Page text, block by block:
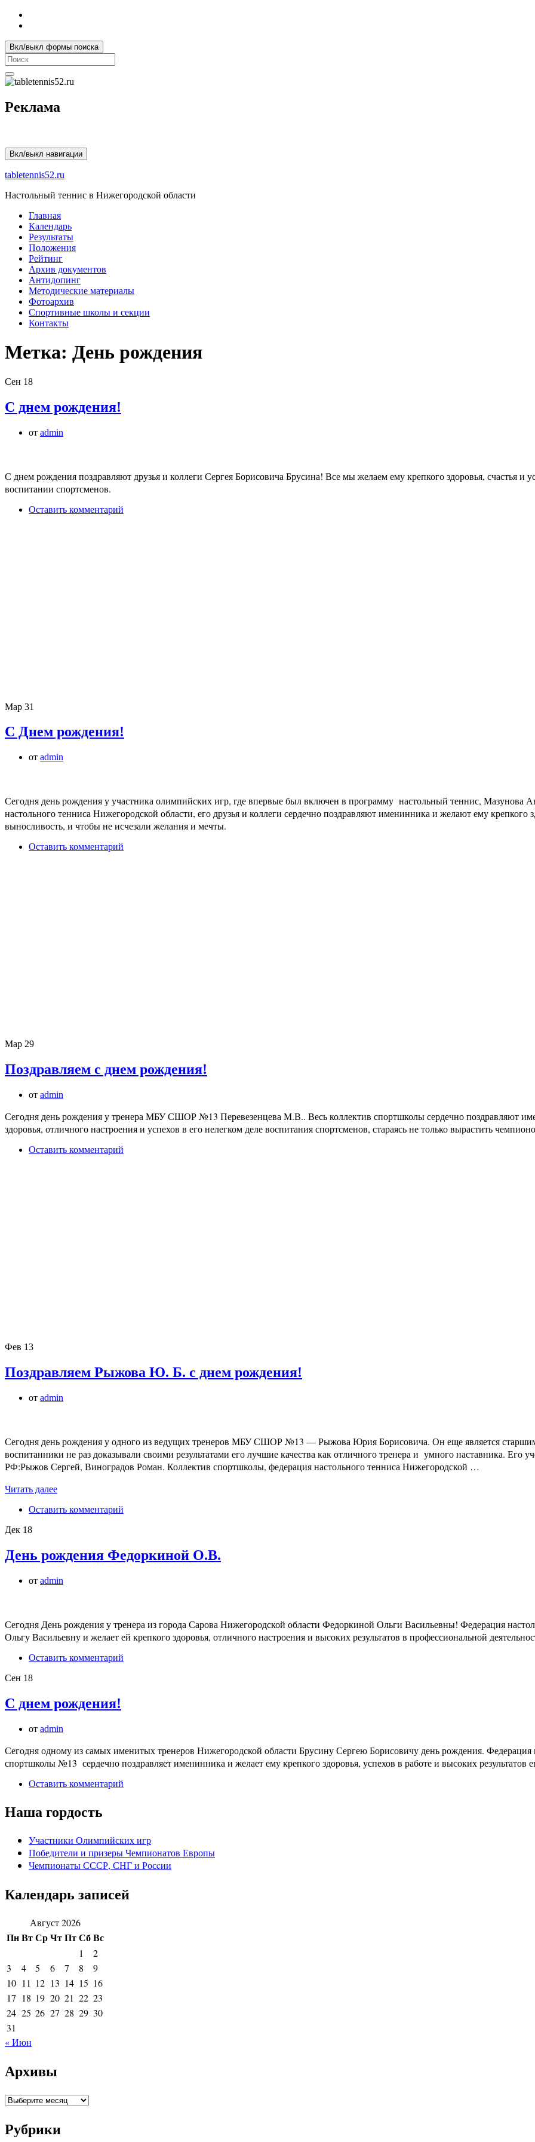
Вкл/выкл формы поиска
Search
for:
Реклама
Вкл/выкл навигации
tabletennis52.ru
Настольный теннис в Нижегородской области
Главная
Календарь
Результаты
Положения
Рейтинг
Архив документов
Антидопинг
Методические материалы
Фотоархив
Спортивные школы и секции
Контакты
Метка: День рождения
Сен 18
С днем рождения!
от admin
С днем рождения поздравляют друзья и коллеги Сергея Борисовича Брусина! Все мы желаем ему крепкого здоровья, счастья и
воспитании спортсменов.
Оставить комментарий
Мар 31
С Днем рождения!
от admin
Сегодня день рождения у участника олимпийских игр, где впервые был включен в программу настольный теннис, Мазунова
настольного тенниса Нижегородской области, его друзья и коллеги сердечно поздравляют именинника и желают ему крепкого
выносливость, и чтобы не исчезали желания и мечты.
Оставить комментарий
Мар 29
Поздравляем с днем рождения!
от admin
Сегодня день рождения у тренера МБУ СШОР №13 Перевезенцева М.В.. Весь коллектив спортшколы сердечно поздравляют
здоровья, отличного настроения и успехов в его нелегком деле воспитания спортсменов, стараясь не только вырастить
Оставить комментарий
Фев 13
Поздравляем Рыжова Ю. Б. с днем рождения!
от admin
Сегодня день рождения у одного из ведущих тренеров МБУ СШОР №13 — Рыжова Юрия Борисовича. Он еще является старшим
воспитанники не раз доказывали своими результатами его лучшие качества как отличного тренера и умного наставника.
РФ:Рыжов Сергей, Виноградов Роман. Коллектив спортшколы, федерация настольного тенниса Нижегородской …
Читать далее
Оставить комментарий
Дек 18
День рождения Федоркиной О.В.
от admin
Сегодня День рождения у тренера из города Сарова Нижегородской области Федоркиной Ольги Васильевны! Федерация
Ольгу Васильевну и желает ей крепкого здоровья, отличного настроения и высоких результатов в профессиональной
Оставить комментарий
Сен 18
С днем рождения!
от admin
Сегодня одному из самых именитых тренеров Нижегородской области Брусину Сергею Борисовичу день рождения. Федерация
спортшколы №13 сердечно поздравляет именинника и желает ему крепкого здоровья, успехов в работе и высоких результатов
Оставить комментарий
Наша гордость
Участники Олимпийских игр
Победители и призеры Чемпионатов Европы
Чемпионаты СССР, СНГ и Росcии
Календарь записей
Август 2026
ПнВтСрЧтПтСбВс
1
2
3
4 5 6 7 8
9
10 11 12 13 14 15 16
17 18 19 20 21 22 23
24 25 26 27 28 29 30
31
« Июн
Архивы
Архивы
Рубрики